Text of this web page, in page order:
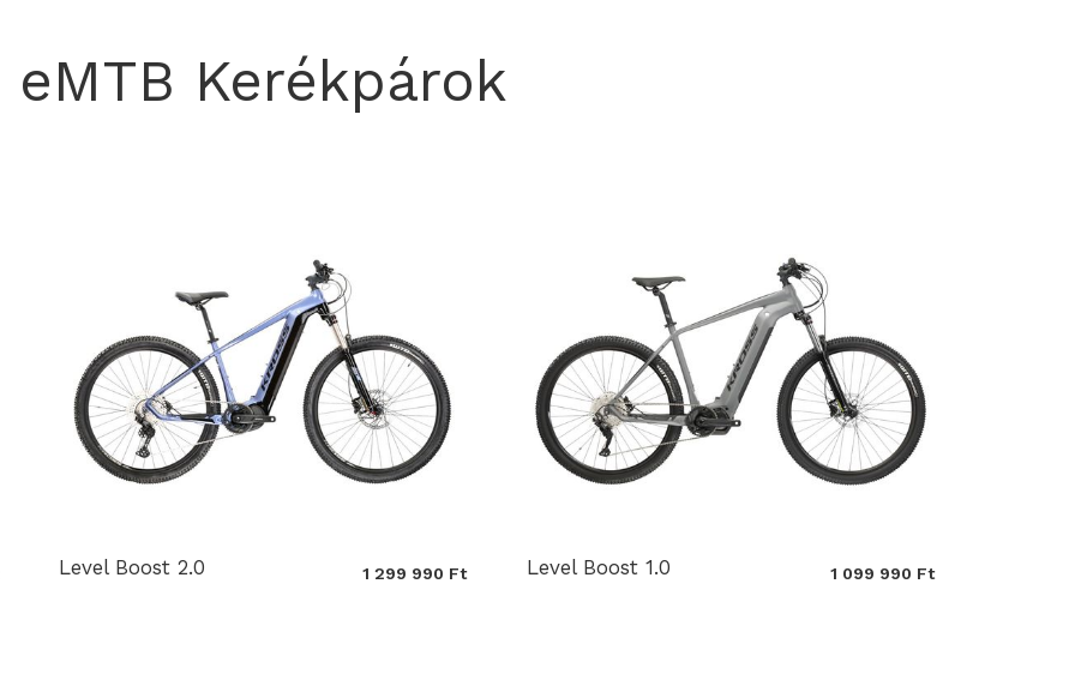
eMTB Kerékpárok
Level Boost 2.0 1 299 990 Ft Level Boost 1.0 1 099 990 Ft